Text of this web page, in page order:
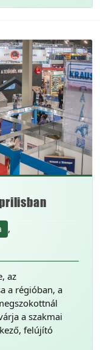
,
az
a régióban, a
a szakmai
felújító